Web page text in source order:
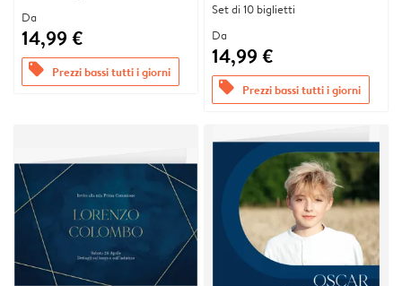
Da
14,99 €
offers Prezzi bassi tutti i giorni
Set di 10 biglietti
Da
14,99 €
offers Prezzi bassi tutti i giorni